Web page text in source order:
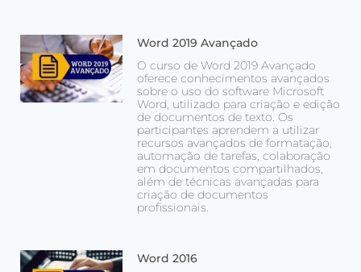
Word 2019 Avançado
O curso de Word 2019 Avançado
oferece conhecimentos avançados
sobre o uso do software Microsoft
Word, utilizado para criação e edição
de documentos de texto. Os
participantes aprendem a utilizar
recursos avançados de formatação,
automação de tarefas, colaboração
em documentos compartilhados,
além de técnicas avançadas para
criação de documentos
profissionais.
Word 2016